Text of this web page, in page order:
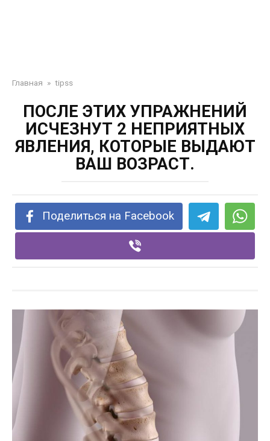
Главная » tipss
ПОСЛЕ ЭТИХ УПРАЖНЕНИЙ
ИСЧЕЗНУТ 2 НЕПРИЯТНЫХ
ЯВЛЕНИЯ, КОТОРЫЕ ВЫДАЮТ
ВАШ ВОЗРАСТ.
Поделиться на Facebook